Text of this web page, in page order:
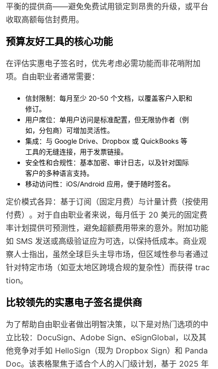
平衡的提供商——避免免费试用锁定到昂贵的升级，或平台
收取高额每信封费用。
预算友好工具的核心功能
在评估实惠电子签名时，优先考虑必需功能而非花哨附加
项。自由职业者通常需要：
信封限制：每月至少 20-50 个文档，以覆盖客户入职和
修订。
用户席位：单用户访问是标准配置，但无限协作者（例
如，分包商）可增加灵活性。
集成：与 Google Drive、Dropbox 或 QuickBooks 等
工具的无缝连接，用于发票链接。
安全性和合规性：基本加密、审计日志，以及针对国际
客户的多种语言支持。
移动访问性：iOS/Android 应用，便于随时签名。
定价模式各异：基于订阅（固定月费）与计量计费（按使用
付费）。对于自由职业者来说，每月低于 20 美元的固定费
率计划提供可预测性，避免超额费用带来的意外。附加功能
如 SMS 发送或高级验证应为可选，以保持低成本。商业观
察人士指出，虽然全球巨头主导市场，但区域性参与者通过
针对特定市场（如亚太地区跨境合规的复杂性）而获得 trac
tion。
比较领先的实惠电子签名提供商
为了帮助自由职业者做出明智决策，以下是对热门选项的中
立比较：DocuSign、Adobe Sign、eSignGlobal，以及其
他竞争对手如 HelloSign（现为 Dropbox Sign）和 Panda
Doc。该表格聚焦于适合个人的入门级计划，基于 2025 年